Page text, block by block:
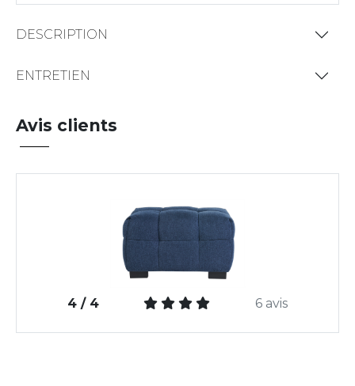
DESCRIPTION
ENTRETIEN
Avis clients
4 / 4 6 avis